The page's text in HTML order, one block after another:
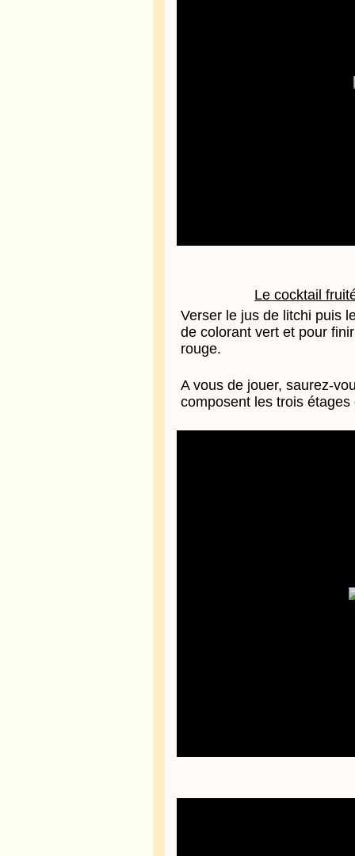
Le cocktail
Verser le jus de litchi puis
de colorant vert et pour
rouge.
A vous de jouer, saurez-
composent les trois